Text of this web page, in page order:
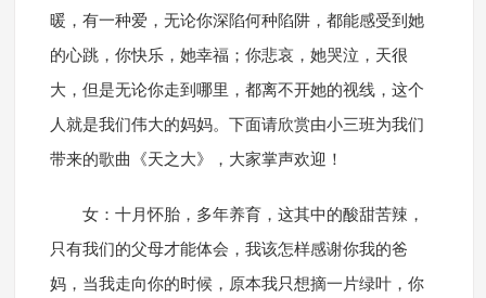
暖，有一种爱，无论你深陷何种陷阱，都能感受到她
的心跳，你快乐，她幸福；你悲哀，她哭泣，天很
大，但是无论你走到哪里，都离不开她的视线，这个
人就是我们伟大的妈妈。下面请欣赏由小三班为我们
带来的歌曲《天之大》，大家掌声欢迎！
女：十月怀胎，多年养育，这其中的酸甜苦辣，
只有我们的父母才能体会，我该怎样感谢你我的爸
妈，当我走向你的时候，原本我只想摘一片绿叶，你